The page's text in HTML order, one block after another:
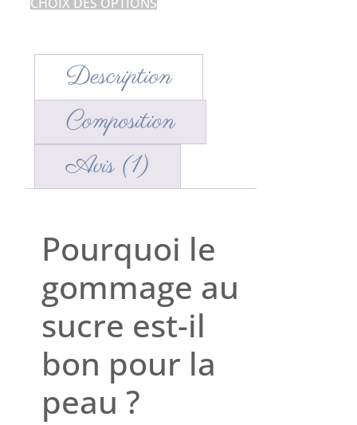
Description
Composition
Avis (1)
Pourquoi le
gommage au
sucre est-il
bon pour la
peau ?